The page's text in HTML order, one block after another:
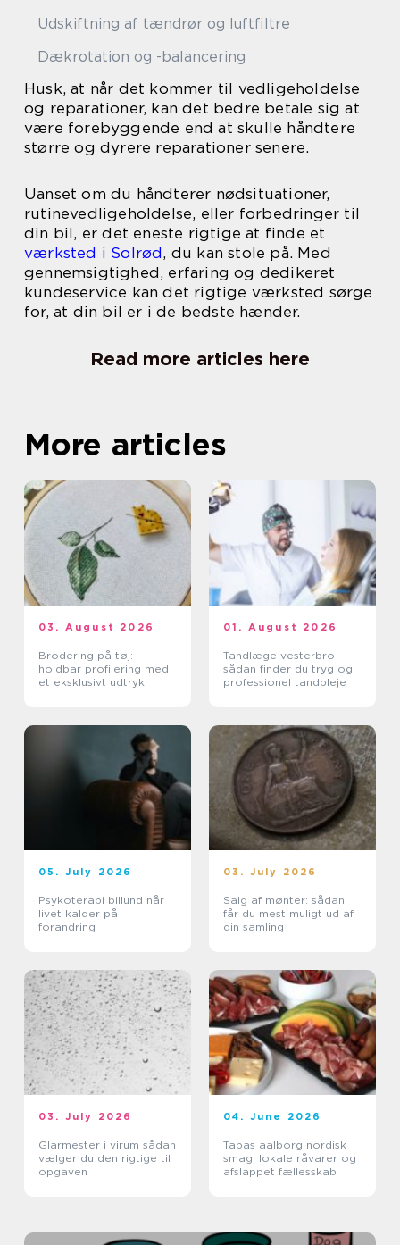
Udskiftning af tændrør og luftfiltre
Dækrotation og -balancering
Husk, at når det kommer til vedligeholdelse
og reparationer, kan det bedre betale sig at
være forebyggende end at skulle håndtere
større og dyrere reparationer senere.
Uanset om du håndterer nødsituationer,
rutinevedligeholdelse, eller forbedringer til
din bil, er det eneste rigtige at finde et
værksted i Solrød, du kan stole på. Med
gennemsigtighed, erfaring og dedikeret
kundeservice kan det rigtige værksted sørge
for, at din bil er i de bedste hænder.
Read more articles here
More articles
03. August 2026
Brodering på tøj:
holdbar profilering med
et eksklusivt udtryk
01. August 2026
Tandlæge vesterbro
sådan finder du tryg og
professionel tandpleje
05. July 2026
Psykoterapi billund når
livet kalder på
forandring
03. July 2026
Salg af mønter: sådan
får du mest muligt ud af
din samling
03. July 2026
Glarmester i virum sådan
vælger du den rigtige til
opgaven
04. June 2026
Tapas aalborg nordisk
smag, lokale råvarer og
afslappet fællesskab